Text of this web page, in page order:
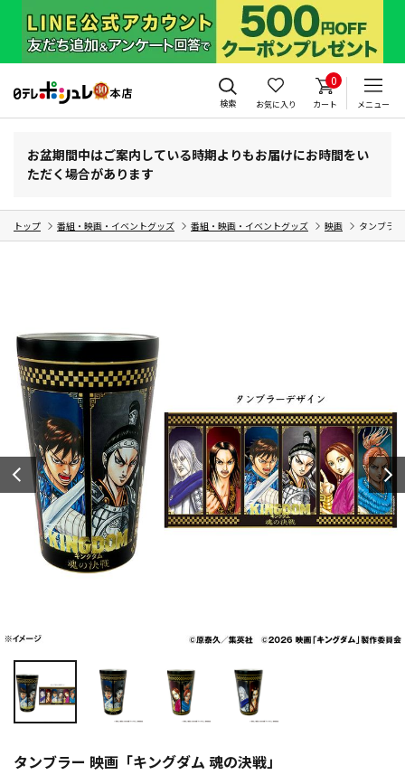
検索 お気に入り
0
カート メニュー
お盆期間中はご案内している時期よりもお届けにお時間をい
ただく場合があります
トップ 番組・映画・イベントグッズ 番組・映画・イベントグッズ 映画 タンブラ
タンブラー 映画「キングダム 魂の決戦」